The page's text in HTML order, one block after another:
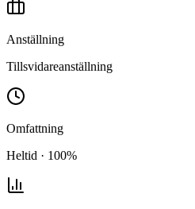
Anställning
Tillsvidareanställning
Omfattning
Heltid · 100%